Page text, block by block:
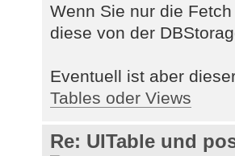
Wenn Sie nur die
diese von der
Eventuell ist aber
Tables oder Views
Re: UITable und